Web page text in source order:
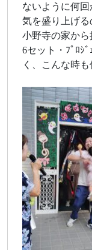
ないように何
気を盛り上げ
小野寺の家か
6セット・ﾌﾟﾛｼ
く、こんな時